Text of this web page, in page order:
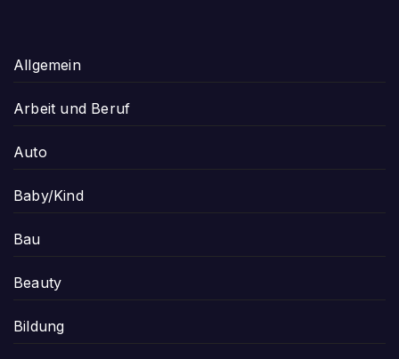
Allgemein
Arbeit und Beruf
Auto
Baby/Kind
Bau
Beauty
Bildung